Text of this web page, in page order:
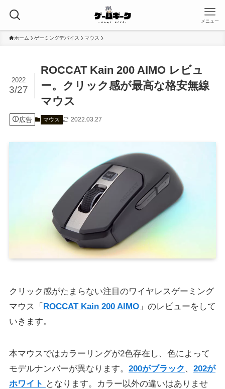
メニュー
ホーム ゲーミングデバイス マウス
ROCCAT Kain 200 AIMO レビュ
ー。クリック感が最高な格安無線
マウス
2022
3/27
広告 マウス 2022.03.27
クリック感がたまらない注目のワイヤレスゲーミング
マウス「 ROCCAT Kain 200 AIMO」のレビューをして
いきます。
本マウスではカラーリングが2色存在し、色によって
モデルナンバーが異なります。 200がブラック 、 202が
ホワイト となります。カラー以外の違いはありませ